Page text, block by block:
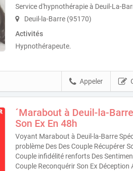
Service d'hypnothérapie à Deuil-La-
Deuil-la-Barre (95170)
Activités
Hypnothérapeute.
Appeler
´Marabout à Deuil-la-
Son Ex En 48h
Voyant Marabout à Deuil-la-Barre
problème Des Des Couple Récupérer
Couple infidélité renforts Des
Couple Reconquérir Son Ex Déception